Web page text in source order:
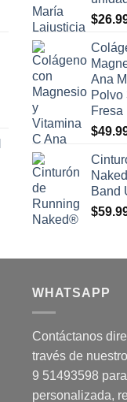
$
Ana
Polvo
Fresa
$
Band
$
WHATSAPP
Contáctanos
través de
9 51493598
personalizada,